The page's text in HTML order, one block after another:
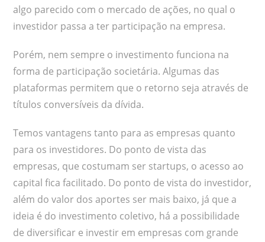
algo parecido com o mercado de ações, no qual o
investidor passa a ter participação na empresa.
Porém, nem sempre o investimento funciona na
forma de participação societária. Algumas das
plataformas permitem que o retorno seja através de
títulos conversíveis da dívida.
Temos vantagens tanto para as empresas quanto
para os investidores. Do ponto de vista das
empresas, que costumam ser startups, o acesso ao
capital fica facilitado. Do ponto de vista do investidor,
além do valor dos aportes ser mais baixo, já que a
ideia é do investimento coletivo, há a possibilidade
de diversificar e investir em empresas com grande